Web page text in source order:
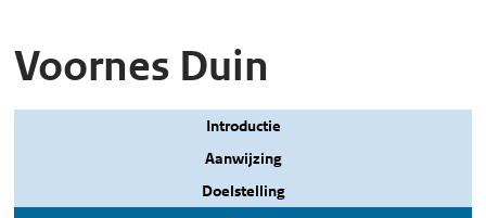
Voornes Duin
Introductie
Aanwijzing
Doelstelling